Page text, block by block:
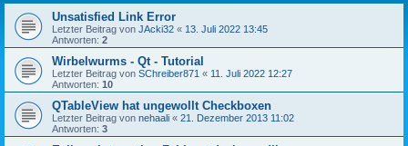
Unsatisfied Link Error
Letzter Beitrag von JAcki32 « 13. Juli 2022 13:45
Antworten: 2
Wirbelwurms - Qt - Tutorial
Letzter Beitrag von SChreiber871 « 11. Juli 2022 12:27
Antworten: 10
QTableView hat ungewollt Checkboxen
Letzter Beitrag von nehaali « 21. Dezember 2013 11:02
Antworten: 3